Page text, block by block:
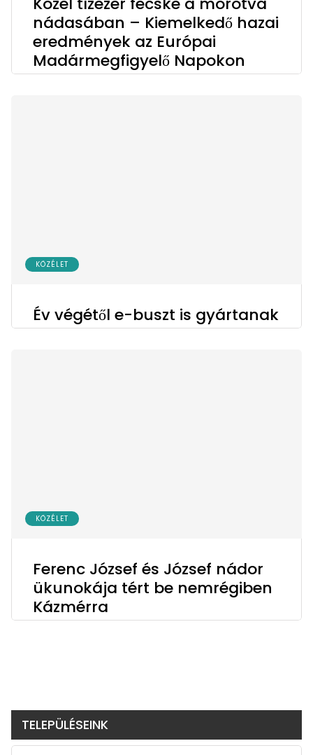
nádasában – Kiemelkedő hazai
eredmények az Európai
Madármegfigyelő Napokon
KÖZÉLET
Év végétől e-buszt is gyártanak
KÖZÉLET
Ferenc József és József nádor
ükunokája tért be nemrégiben
Kázmérra
TELEPÜLÉSEINK